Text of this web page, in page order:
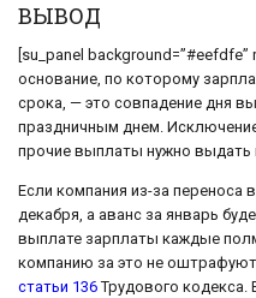
ВЫВОД
[su_panel
основание, по которому
срока, — это совпадение дня
праздничным днем.
прочие выплаты нужно выдать
Если компания из-за переноса
декабря, а аванс за январь
выплате зарплаты каждые
компанию за это не
статьи 136 Трудового